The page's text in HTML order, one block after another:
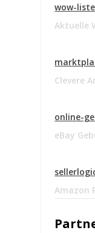
wow-
Aktuelle
Clevere
online-
eBay
Amazon